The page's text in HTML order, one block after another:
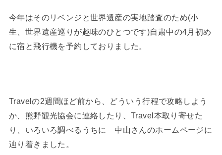
今年はそのリベンジと世界遺産の実地踏査のため(小
生、世界遺産巡りが趣味のひとつです)自粛中の4月初め
に宿と飛行機を予約しておりました。
Travelの2週間ほど前から、どういう行程で攻略しよう
か、熊野観光協会に連絡したり、Travel本取り寄せた
り、いろいろ調べるうちに 中山さんのホームページに
辿り着きました。